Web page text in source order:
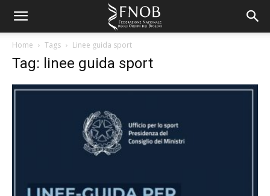
Home Tags Linee guida sport
Tag: linee guida sport